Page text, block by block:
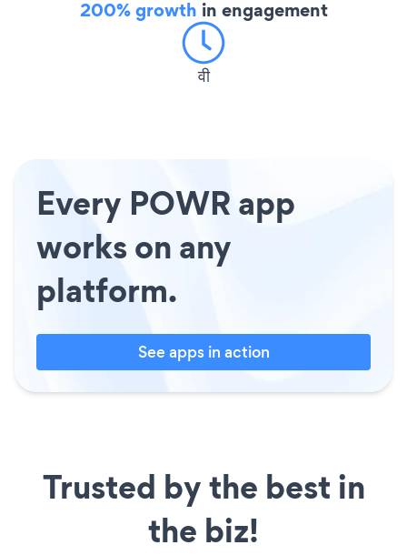
200% growth in engagement
वी
Every POWR app
works on any
platform.
See apps in action
Trusted by the best in
the biz!